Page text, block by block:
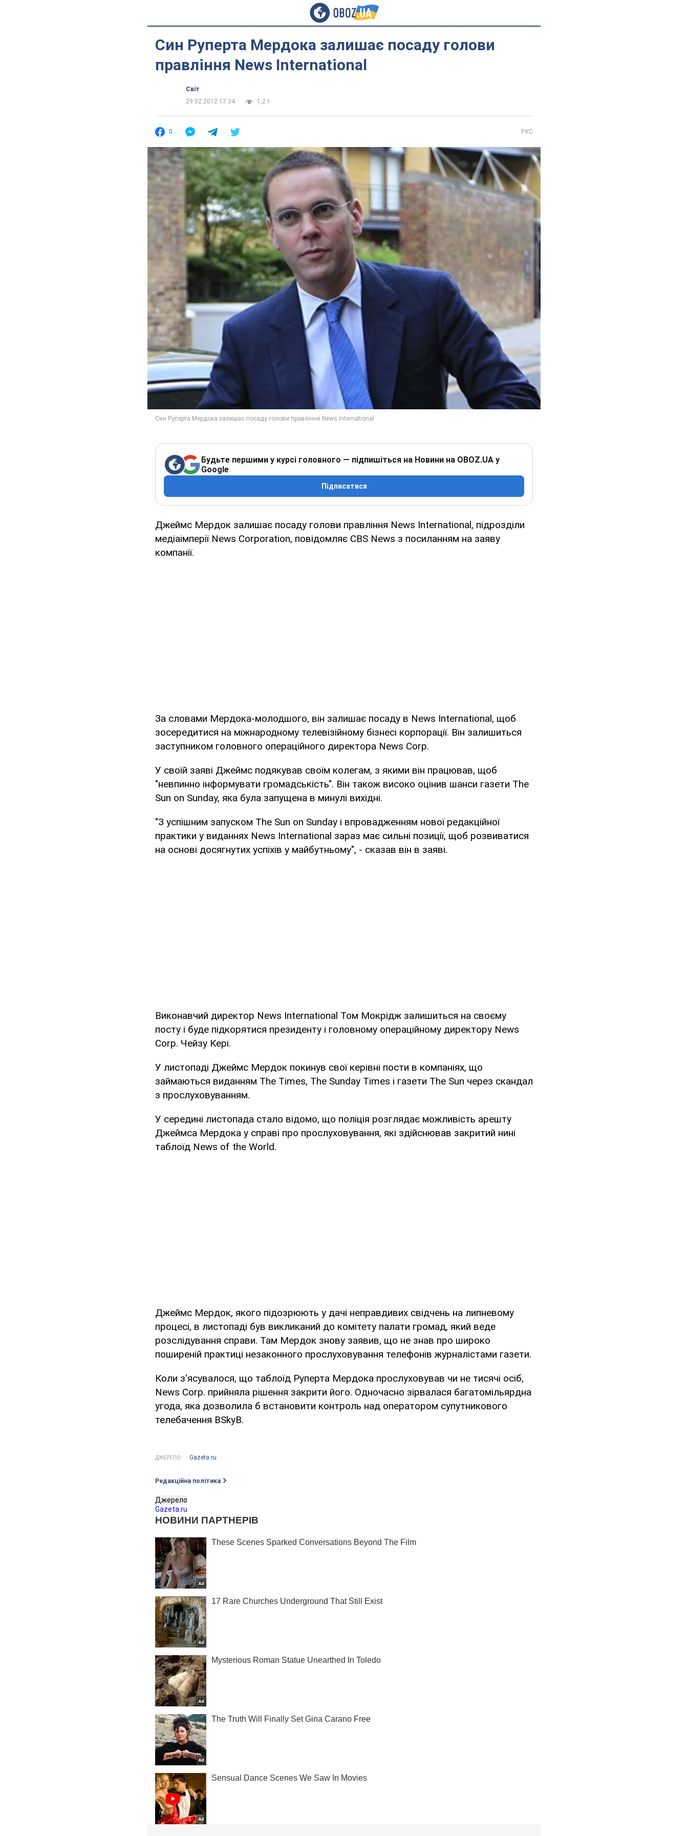
Син Руперта Мердока залишає посаду голови
правління News International
Світ
29.02.2012 17:34
1,2 т.
0 РУС
Будьте першими у курсі головного — підпишіться на Новини на OBOZ.UA у
Google
Підписатися
Джеймс Мердок залишає посаду голови правління News International, підрозділи
медіаімперії News Corporation, повідомляє CBS News з посиланням на заяву
компанії.
За словами Мердока-молодшого, він залишає посаду в News International, щоб
зосередитися на міжнародному телевізійному бізнесі корпорації. Він залишиться
заступником головного операційного директора News Corp.
У своїй заяві Джеймс подякував своїм колегам, з якими він працював, щоб
"невпинно інформувати громадськість". Він також високо оцінив шанси газети The
Sun on Sunday, яка була запущена в минулі вихідні.
"З успішним запуском The Sun on Sunday і впровадженням нової редакційної
практики у виданнях News International зараз має сильні позиції, щоб розвиватися
на основі досягнутих успіхів у майбутньому", - сказав він в заяві.
Виконавчий директор News International Том Мокрідж залишиться на своєму
посту і буде підкорятися президенту і головному операційному директору News
Corp. Чейзу Кері.
У листопаді Джеймс Мердок покинув свої керівні пости в компаніях, що
займаються виданням The Times, The Sunday Times і газети The Sun через скандал
з прослуховуванням.
У середині листопада стало відомо, що поліція розглядає можливість арешту
Джеймса Мердока у справі про прослуховування, які здійснював закритий нині
таблоїд News of the World.
Джеймс Мердок, якого підозрюють у дачі неправдивих свідчень на липневому
процесі, в листопаді був викликаний до комітету палати громад, який веде
розслідування справи. Там Мердок знову заявив, що не знав про широко
поширеній практиці незаконного прослуховування телефонів журналістами газети.
Коли з'ясувалося, що таблоїд Руперта Мердока прослуховував чи не тисячі осіб,
News Corp. прийняла рішення закрити його. Одночасно зірвалася багатомільярдна
угода, яка дозволила б встановити контроль над оператором супутникового
телебачення BSkyB.
ДЖЕРЕЛО: Gazeta.ru
Редакційна політика
Джерело
Gazeta.ru